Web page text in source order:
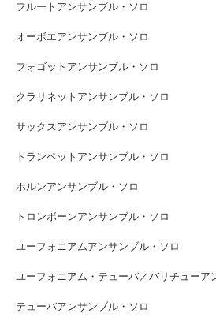
フルートアンサンブル・ソロ
オーボエアンサンブル・ソロ
フォゴットアンサンブル・ソロ
クラリネットアンサンブル・ソロ
サックスアンサンブル・ソロ
トランペットアンサンブル・ソロ
ホルンアンサンブル・ソロ
トロンボーンアンサンブル・ソロ
ユーフォニアムアンサンブル・ソロ
ユーフォニアム・テューバ／バリチューア
テューバアンサンブル・ソロ